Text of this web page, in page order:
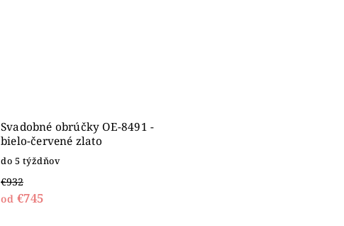
Svadobné obrúčky OE-8491 -
bielo-červené zlato
do 5 týždňov
€932
od €745